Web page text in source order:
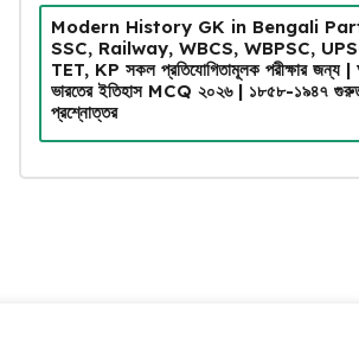
Modern History GK in Bengali
SSC, Railway, WBCS, WBPSC,
TET, KP সকল প্রতিযোগিতামূলক পরীক্ষার জন্য
ভারতের ইতিহাস MCQ ২০২৬ | ১৮৫৮-১৯৪৭
প্রশ্নোত্তর